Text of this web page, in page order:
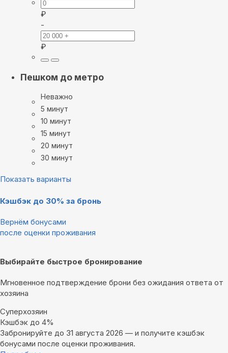
₽
-
₽
Пешком до метро
Неважно
5 минут
10 минут
15 минут
20 минут
30 минут
Показать варианты
Кэшбэк до 30% за бронь
Вернём бонусами
после оценки проживания
Выбирайте быстрое бронирование
Мгновенное подтверждение брони без ожидания ответа от
хозяина
Суперхозяин
Кэшбэк до 4%
Забронируйте до 31 августа 2026 — и получите кэшбэк
бонусами после оценки проживания.